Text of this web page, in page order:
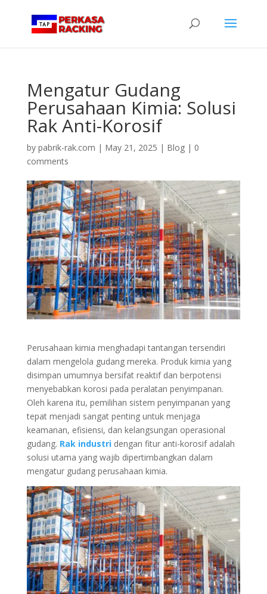
Mengatur Gudang
Perusahaan Kimia: Solusi
Rak Anti-Korosif
by pabrik-rak.com | May 21, 2025 | Blog| 0
comments
Perusahaan kimia menghadapi tantangan tersendiri
dalam mengelola gudang mereka. Produk kimia yang
disimpan umumnya bersifat reaktif dan berpotensi
menyebabkan korosi pada peralatan penyimpanan.
Oleh karena itu, pemilihan sistem penyimpanan yang
tepat menjadi sangat penting untuk menjaga
keamanan, efisiensi, dan kelangsungan operasional
gudang. Rak industridengan fitur anti-korosif adalah
solusi utama yang wajib dipertimbangkan dalam
mengatur gudang perusahaan kimia.